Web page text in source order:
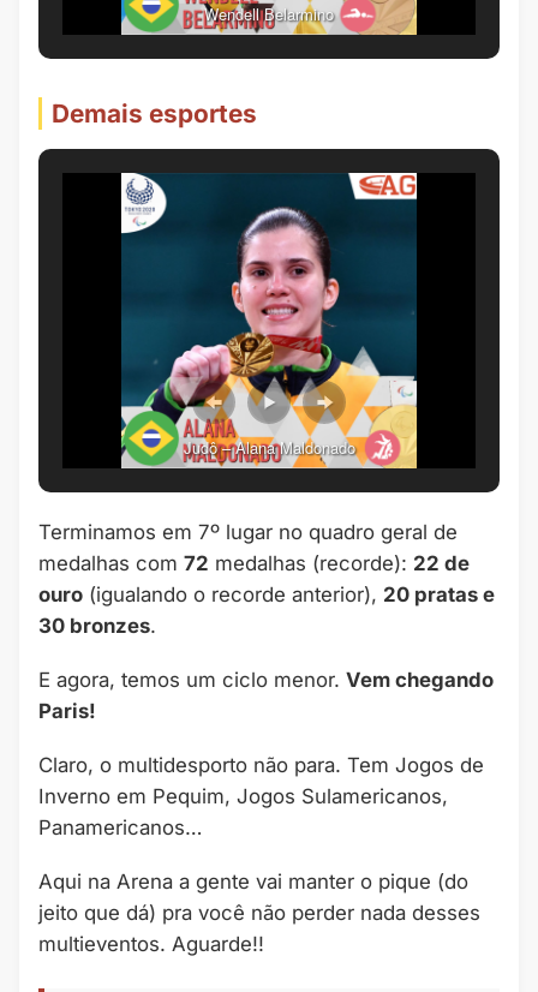
Wendell Belarmino
Demais esportes
Judô – Alana Maldonado
Terminamos em 7º lugar no quadro geral de
medalhas com 72 medalhas (recorde): 22 de
ouro (igualando o recorde anterior), 20 pratas e
30 bronzes.
E agora, temos um ciclo menor. Vem chegando
Paris!
Claro, o multidesporto não para. Tem Jogos de
Inverno em Pequim, Jogos Sulamericanos,
Panamericanos…
Aqui na Arena a gente vai manter o pique (do
jeito que dá) pra você não perder nada desses
multieventos. Aguarde!!